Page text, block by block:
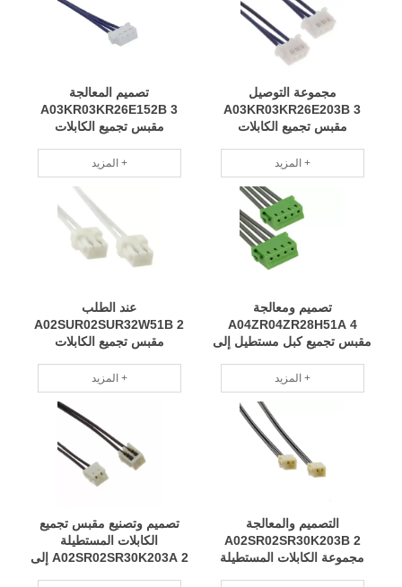
تصميم المعالجة
A03KR03KR26E152B 3
مقبس تجميع الكابلات
'تسخير الأسلاك قابل للتطبيق
على نطاق واسع ، حماية البيئة
المزيد +
مجموعة التوصيل
A03KR03KR26E203B 3
مقبس تجميع الكابلات
'تسخير حماية البيئة الخضراء
توفير الطاقة وتقليل الاستهلاك
RCD
المزيد +
عند الطلب
A02SUR02SUR32W51B 2
مقبس تجميع الكابلات
'سنوات من الخبرة التصنيع
الاحترافي RCD
المزيد +
تصميم ومعالجة
A04ZR04ZR28H51A 4
مقبس تجميع كبل مستطيل إلى
0.167 بوصة مصنوع بشكل
احترافي مخصص حسب الطلب
المزيد +
تصميم وتصنيع مقبس تجميع
الكابلات المستطيلة
A02SR02SR30K203A 2 إلى
التصميم والمعالجة
A02SR02SR30K203B 2
مجموعة الكابلات المستطيلة